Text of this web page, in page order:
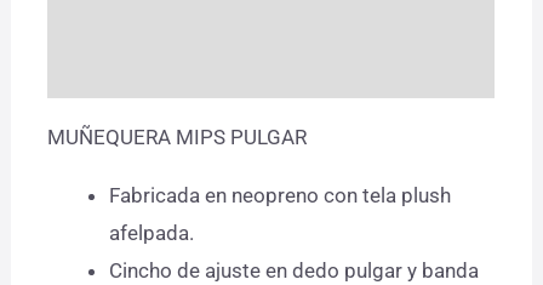
MUÑEQUERA MIPS PULGAR
Fabricada en neopreno con tela plush
afelpada.
Cincho de ajuste en dedo pulgar y banda